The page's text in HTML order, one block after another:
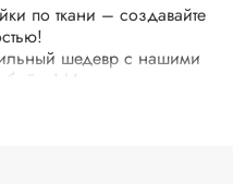
по ткани – создавайте
шедевр с нашими
Идеально
сумок, скатертей